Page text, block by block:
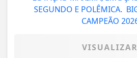
VISUALIZAR